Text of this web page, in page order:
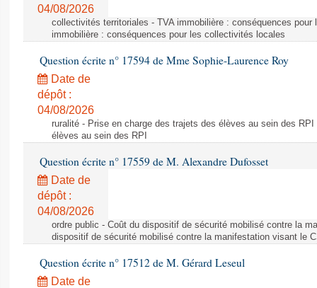
04/08/2026
collectivités territoriales - TVA immobilière : conséquences
immobilière : conséquences pour les collectivités locales
Question écrite n° 17594 de Mme Sophie-Laurence Roy
Date de
dépôt :
04/08/2026
ruralité - Prise en charge des trajets des élèves au sein des
élèves au sein des RPI
Question écrite n° 17559 de M. Alexandre Dufosset
Date de
dépôt :
04/08/2026
ordre public - Coût du dispositif de sécurité mobilisé contre la
dispositif de sécurité mobilisé contre la manifestation visant le
Question écrite n° 17512 de M. Gérard Leseul
Date de